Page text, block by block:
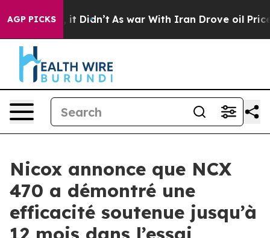
AGP PICKS
Well, it Didn’t As war With Iran Drove oil Prices
Nicox annonce que NCX
470 a démontré une
efficacité soutenue jusqu’à